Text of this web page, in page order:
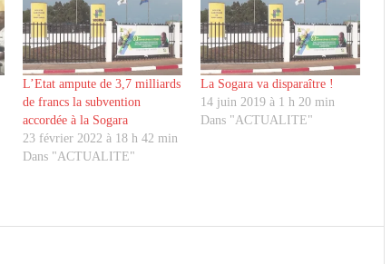
L’Etat ampute de 3,7 milliards
de francs la subvention
accordée à la Sogara
23 février 2022 à 18 h 42 min
Dans "ACTUALITE"
La Sogara va disparaître !
14 juin 2019 à 1 h 20 min
Dans "ACTUALITE"